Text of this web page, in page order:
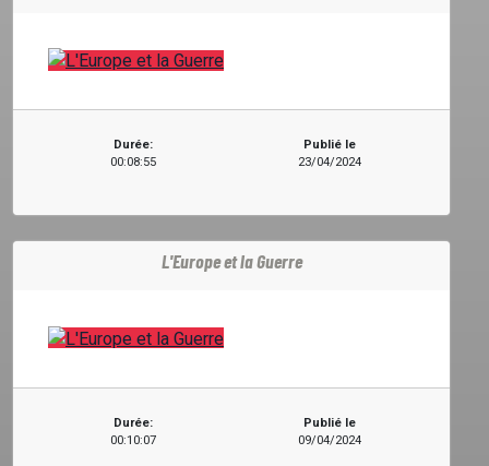
Durée:
00:08:55
Publié le
23/04/2024
L'Europe et la Guerre
Durée:
00:10:07
Publié le
09/04/2024